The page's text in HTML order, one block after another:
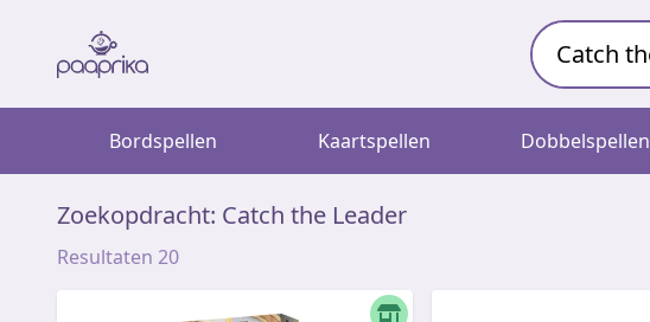
Bordspellen Kaartspellen Dobbelspellen
Zoekopdracht: Catch the Leader
Resultaten 20